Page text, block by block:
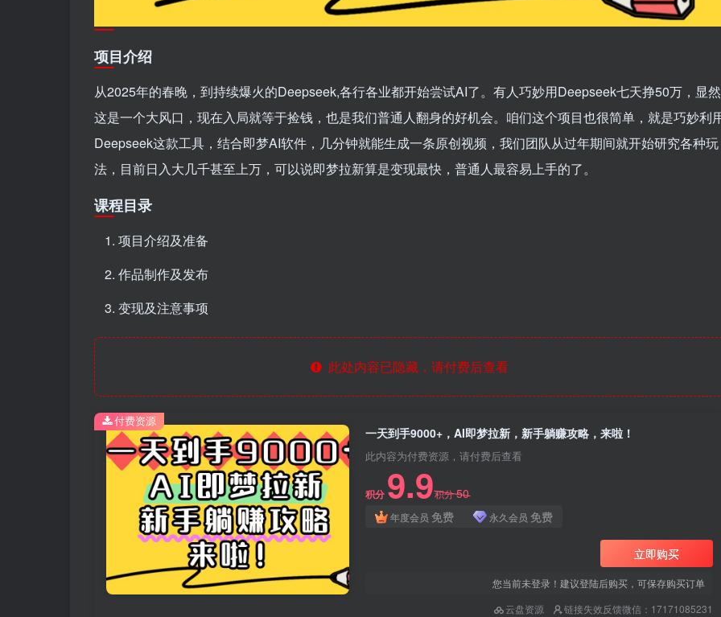
项目介绍
从2025年的春晚，到持续爆火的Deepseek,各行各业都开始尝试AI了。有人巧妙用Deepseek七天挣50万，显然
这是一个大风口，现在入局就等于捡钱，也是我们普通人翻身的好机会。咱们这个项目也很简单，就是巧妙利
Deepseek这款工具，结合即梦AI软件，几分钟就能生成一条原创视频，我们团队从过年期间就开始研究各种玩
法，目前日入大几千甚至上万，可以说即梦拉新算是变现最快，普通人最容易上手的了。
课程目录
项目介绍及准备
作品制作及发布
变现及注意事项
此处内容已隐藏，请付费后查看
一天到手9000+，AI即梦拉新，新手躺赚攻略，来啦！
此内容为付费资源，请付费后查看
积分 9.9积分50
年度会员 免费 永久会员 免费
立即购买
您当前未登录！建议登陆后购买，可保存购买订单
云盘资源
链接失效反馈微信：17171085231
付费资源